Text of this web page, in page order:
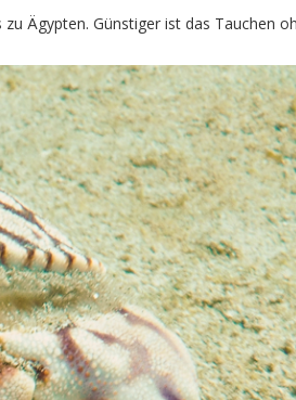
Ägypten. Günstiger ist das Tauchen